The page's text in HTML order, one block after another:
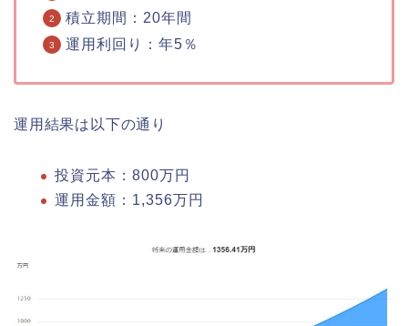
積立期間：20年間
運用利回り：年5％
運用結果は以下の通り
投資元本：800万円
運用金額：1,356万円